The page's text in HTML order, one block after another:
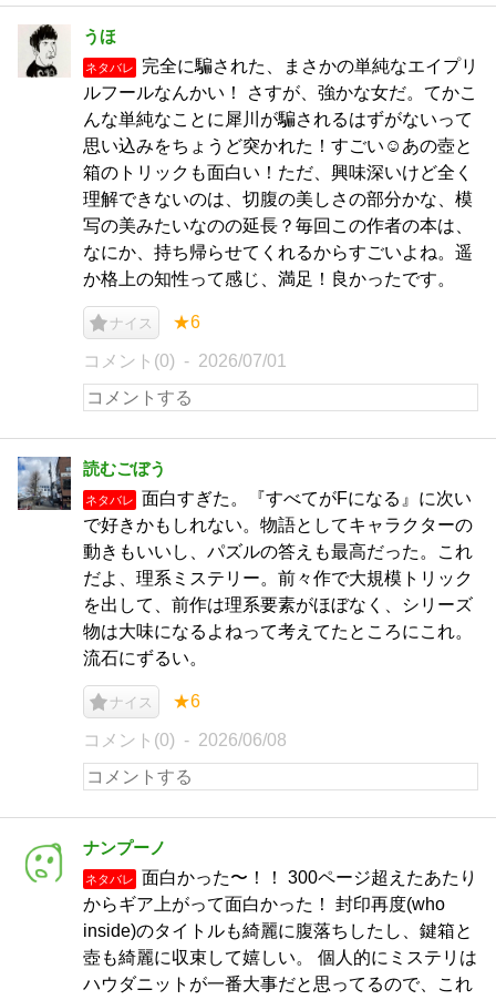
うほ
ネタバレ
完全に騙された、まさかの単純なエイプリ
ルフールなんかい！ さすが、強かな女だ。てかこ
んな単純なことに犀川が騙されるはずがないって
思い込みをちょうど突かれた！すごい☺️あの壺と
箱のトリックも面白い！ただ、興味深いけど全く
理解できないのは、切腹の美しさの部分かな、模
写の美みたいなのの延長？毎回この作者の本は、
なにか、持ち帰らせてくれるからすごいよね。遥
か格上の知性って感じ、満足！良かったです。
ナイス ★6
コメント(0) 2026/07/01
読むごぼう
ネタバレ
面白すぎた。『すべてがFになる』に次い
で好きかもしれない。物語としてキャラクターの
動きもいいし、パズルの答えも最高だった。これ
だよ、理系ミステリー。前々作で大規模トリック
を出して、前作は理系要素がほぼなく、シリーズ
物は大味になるよねって考えてたところにこれ。
流石にずるい。
ナイス ★6
コメント(0) 2026/06/08
ナンプーノ
ネタバレ
面白かった〜！！ 300ページ超えたあたり
からギア上がって面白かった！ 封印再度(who
inside)のタイトルも綺麗に腹落ちしたし、鍵箱と
壺も綺麗に収束して嬉しい。 個人的にミステリは
ハウダニットが一番大事だと思ってるので、これ